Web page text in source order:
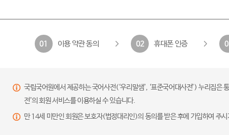
01 이용 약관 동의 02 휴대폰 인증
국립국어원에서 제공하는 국어사전(‘우리말샘’, ‘표준국어대사전’) 누리집
전’의 회원 서비스를 이용하실 수 있습니다.
만 14세 미만인 회원은 보호자(법정대리인)의 동의를 받은 후에 가입하여 주